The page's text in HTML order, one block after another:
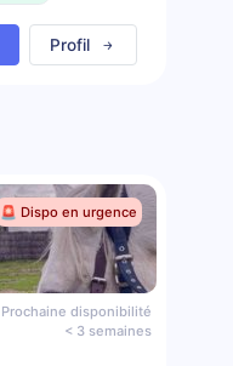
Profil
🚨 Dispo en urgence
Prochaine disponibilité
< 3 semaines